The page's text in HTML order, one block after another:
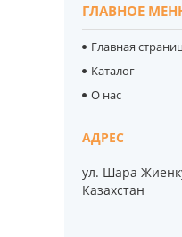
ГЛАВНОЕ
Главная
Каталог
О нас
ул. Шара
Казахстан